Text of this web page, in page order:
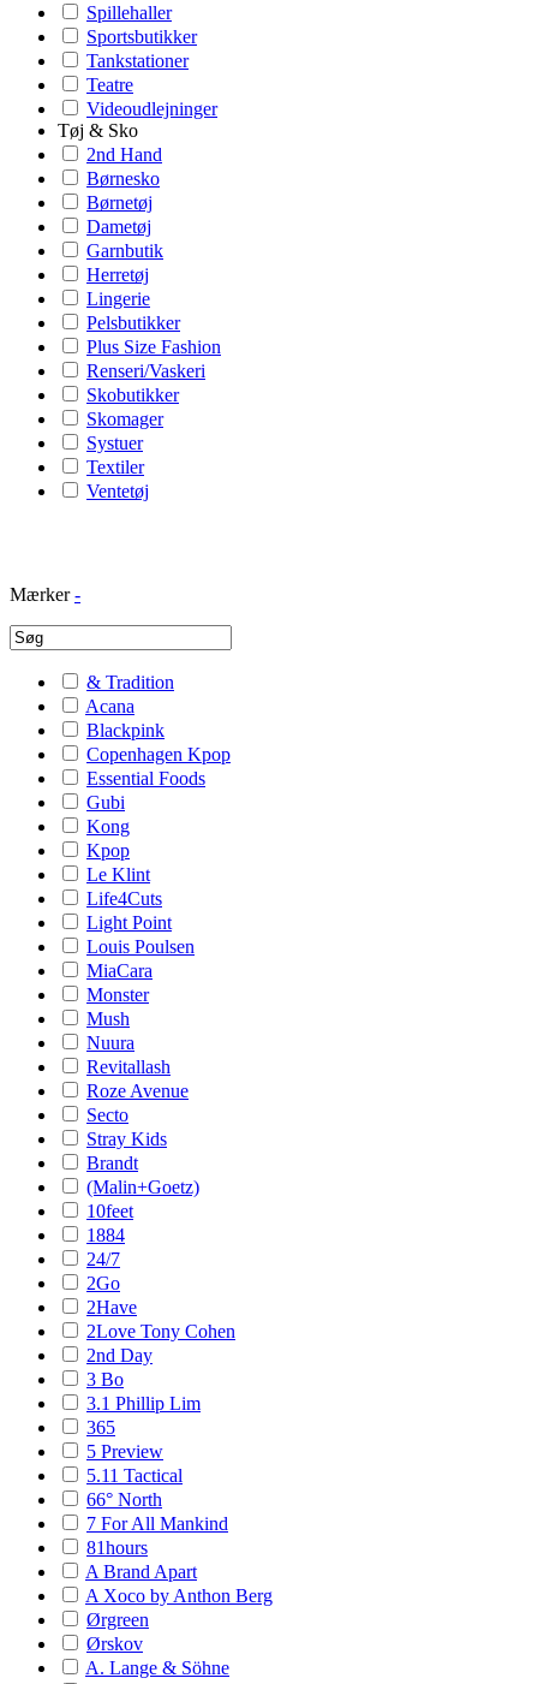
Spillehaller
Sportsbutikker
Tankstationer
Teatre
Videoudlejninger
Tøj & Sko
2nd Hand
Børnesko
Børnetøj
Dametøj
Garnbutik
Herretøj
Lingerie
Pelsbutikker
Plus Size Fashion
Renseri/Vaskeri
Skobutikker
Skomager
Systuer
Textiler
Ventetøj
Mærker -
& Tradition
Acana
Blackpink
Copenhagen Kpop
Essential Foods
Gubi
Kong
Kpop
Le Klint
Life4Cuts
Light Point
Louis Poulsen
MiaCara
Monster
Mush
Nuura
Revitallash
Roze Avenue
Secto
Stray Kids
Brandt
(Malin+Goetz)
10feet
1884
24/7
2Go
2Have
2Love Tony Cohen
2nd Day
3 Bo
3.1 Phillip Lim
365
5 Preview
5.11 Tactical
66° North
7 For All Mankind
81hours
A Brand Apart
A Xoco by Anthon Berg
Ørgreen
Ørskov
A. Lange & Söhne